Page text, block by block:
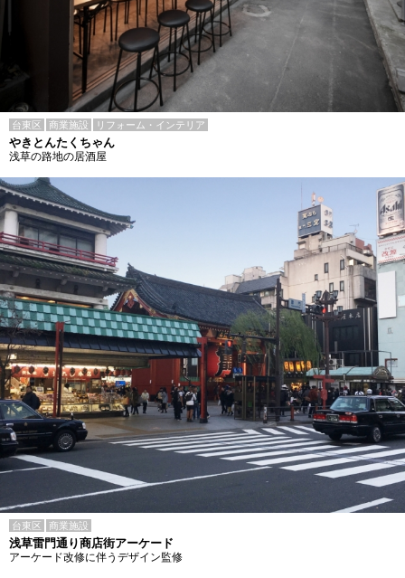
台東区 商業施設 リフォーム・インテリア
やきとんたくちゃん
浅草の路地の居酒屋
台東区 商業施設
浅草雷門通り商店街アーケード
アーケード改修に伴うデザイン監修